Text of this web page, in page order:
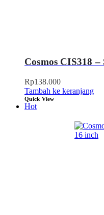
Cosmos CIS318
Rp138.000
Tambah ke keranjang
Quick View
Hot